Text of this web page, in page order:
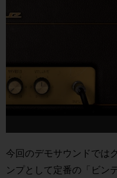
今回のデモサウンドでは
ンプとして定番の「ビン